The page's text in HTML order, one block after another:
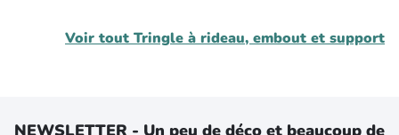
Voir tout Tringle à rideau, embout et support
NEWSLETTER - Un peu de déco et beaucoup de